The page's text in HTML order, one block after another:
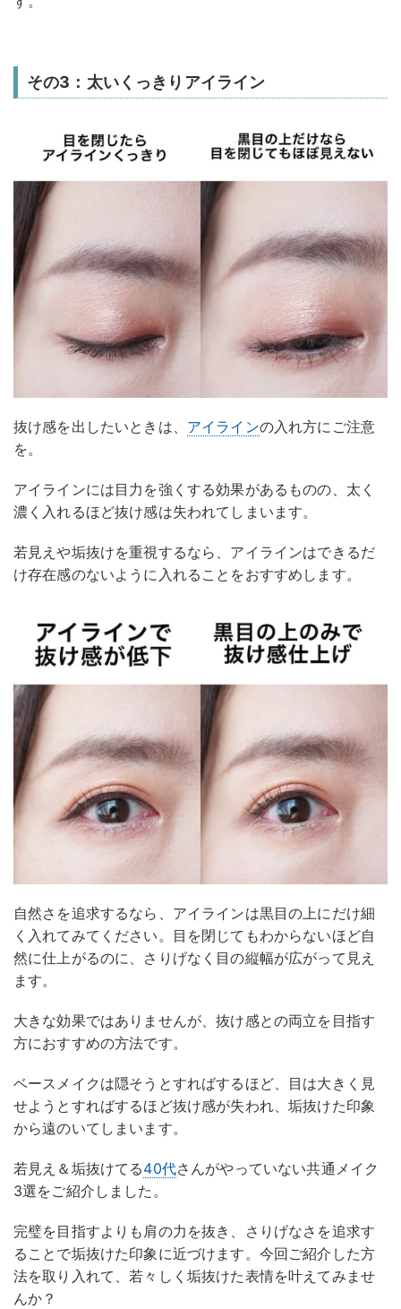
その3：太いくっきりアイライン
抜け感を出したいときは、 アイラインの入れ方にご注意
を。
アイラインには目力を強くする効果があるものの、太く
濃く入れるほど抜け感は失われてしまいます。
若見えや垢抜けを重視するなら、アイラインはできるだ
け存在感のないように入れることをおすすめします。
自然さを追求するなら、アイラインは黒目の上にだけ細
く入れてみてください。目を閉じてもわからないほど自
然に仕上がるのに、さりげなく目の縦幅が広がって見え
ます。
大きな効果ではありませんが、抜け感との両立を目指す
方におすすめの方法です。
ベースメイクは隠そうとすればするほど、目は大きく見
せようとすればするほど抜け感が失われ、垢抜けた印象
から遠のいてしまいます。
若見え＆垢抜けてる40代さんがやっていない共通メイク
3選をご紹介しました。
完璧を目指すよりも肩の力を抜き、さりげなさを追求す
ることで垢抜けた印象に近づけます。今回ご紹介した方
法を取り入れて、若々しく垢抜けた表情を叶えてみませ
んか？